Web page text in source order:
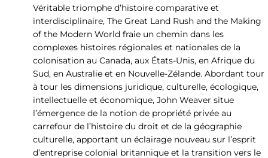
Véritable triomphe d’histoire comparative et
interdisciplinaire, The Great Land Rush and the Making
of the Modern World fraie un chemin dans les
complexes histoires régionales et nationales de la
colonisation au Canada, aux États-Unis, en Afrique du
Sud, en Australie et en Nouvelle-Zélande. Abordant tour
à tour les dimensions juridique, culturelle, écologique,
intellectuelle et économique, John Weaver situe
l’émergence de la notion de propriété privée au
carrefour de l’histoire du droit et de la géographie
culturelle, apportant un éclairage nouveau sur l’esprit
d’entreprise colonial britannique et la transition vers le